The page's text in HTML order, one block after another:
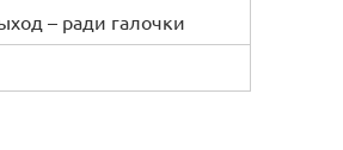
– ради галочки